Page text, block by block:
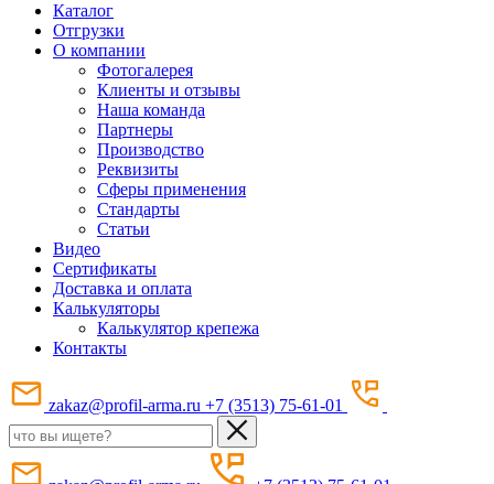
Каталог
Отгрузки
О компании
Фотогалерея
Клиенты и отзывы
Наша команда
Партнеры
Производство
Реквизиты
Сферы применения
Стандарты
Статьи
Видео
Сертификаты
Доставка и оплата
Калькуляторы
Калькулятор крепежа
Контакты
zakaz@profil-arma.ru +7 (3513) 75-61-01